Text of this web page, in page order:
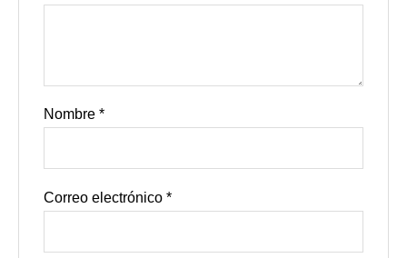
Nombre*
Correo electrónico*